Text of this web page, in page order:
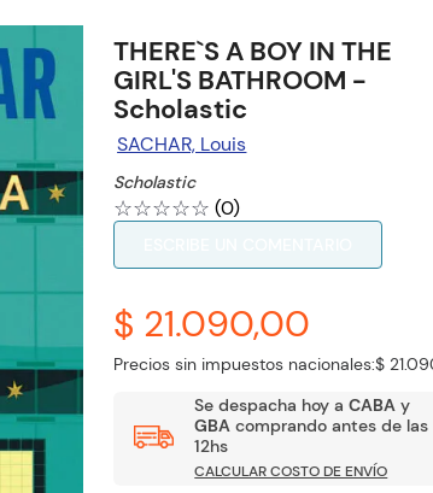
THERE`S A BOY IN THE
GIRL'S BATHROOM -
Scholastic
SACHAR, Louis
Scholastic
☆☆☆☆☆ (0)
$ 21.090,00
Precios sin impuestos nacionales:$
Se despacha hoy aCABA y
GBA comprando antes de las
12hs
CALCULAR COSTO DE ENVÍO